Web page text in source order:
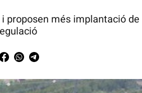
més implantació